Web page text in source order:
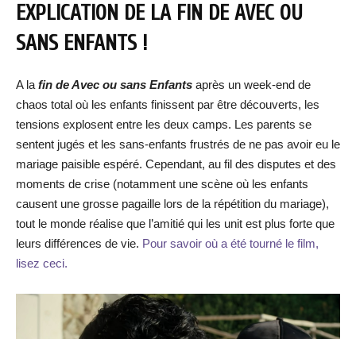
EXPLICATION DE LA FIN DE AVEC OU
SANS ENFANTS !
A la fin de Avec ou sans Enfants après un week-end de
chaos total où les enfants finissent par être découverts, les
tensions explosent entre les deux camps. Les parents se
sentent jugés et les sans-enfants frustrés de ne pas avoir eu le
mariage paisible espéré. Cependant, au fil des disputes et des
moments de crise (notamment une scène où les enfants
causent une grosse pagaille lors de la répétition du mariage),
tout le monde réalise que l’amitié qui les unit est plus forte que
leurs différences de vie. Pour savoir où a été tourné le film,
lisez ceci.